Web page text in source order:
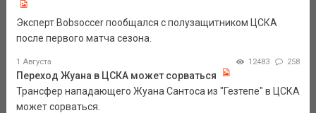
Эксперт Bobsoccer пообщался с полузащитником ЦСКА
после первого матча сезона.
1 Августа 12483 258
Переход Жуана в ЦСКА может сорваться
Трансфер нападающего Жуана Сантоса из "Гезтепе" в ЦСКА
может сорваться.